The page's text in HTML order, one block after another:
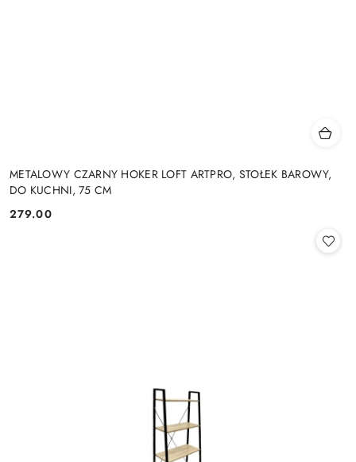
METALOWY CZARNY HOKER LOFT ARTPRO, STOŁEK BAROWY,
DO KUCHNI, 75 CM
Cena:
279.00